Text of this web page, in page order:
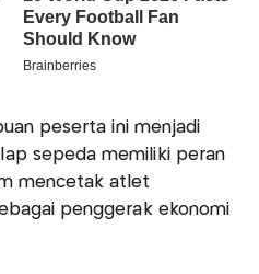
peserta ini menjadi
sepeda memiliki peran
mencetak atlet
penggerak ekonomi